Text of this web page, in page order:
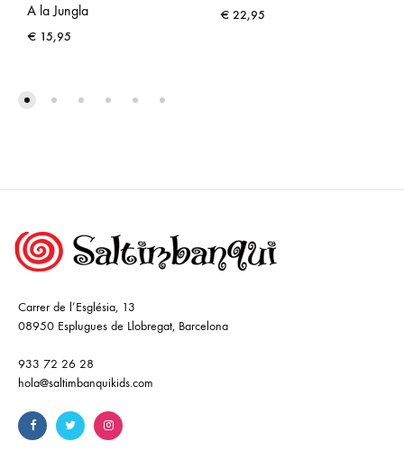
A la Jungla
€ 15,95
€ 22,95
Carrer de l’Església, 13
08950 Esplugues de Llobregat, Barcelona
933 72 26 28
hola@saltimbanquikids.com